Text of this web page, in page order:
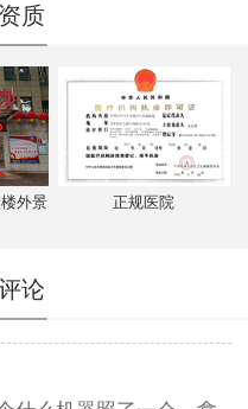
质
外景 正规医院
论
多，多亏手机预约了，
什么机器照了一会，拿